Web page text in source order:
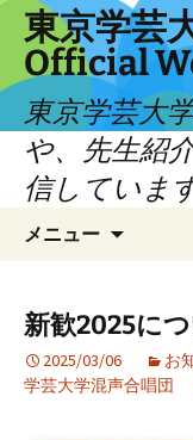
ン
ツ
キ
東京学芸
Official
東京学芸大
や、先生紹
信しています
メニュー
新歓2025に
2025/03/06 お
学芸大学混声合唱団